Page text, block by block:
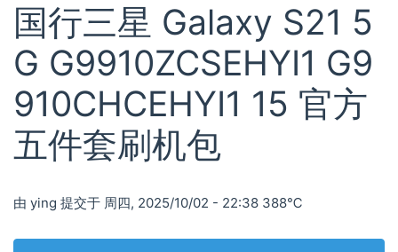
国行三星 Galaxy S21 5
G G9910ZCSEHYI1 G9
910CHCEHYI1 15 官方
五件套刷机包
由 ying 提交于 周四, 2025/10/02 - 22:38 388℃